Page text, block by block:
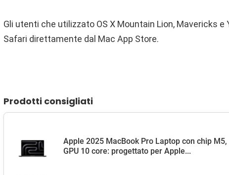
Gli utenti che utilizzato OS X Mountain Lion, Mavericks
Safari direttamente dal Mac App Store.
Prodotti consigliati
Apple 2025 MacBook Pro Laptop con chip M5,
GPU 10 core: progettato per Apple...